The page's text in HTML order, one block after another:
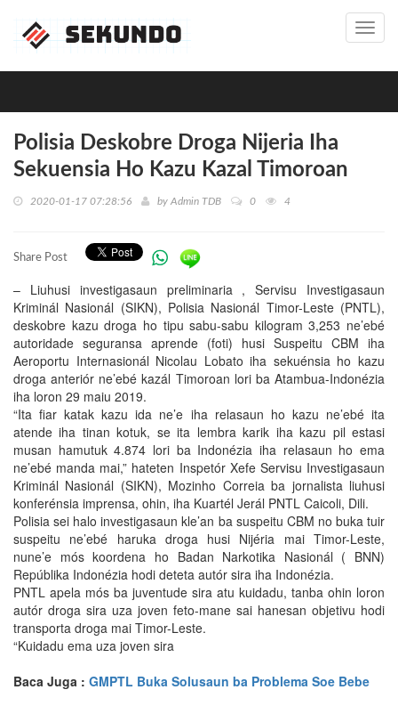
Polisia Deskobre Droga Nijeria Iha
Sekuensia Ho Kazu Kazal Timoroan
2020-01-17 07:28:56 by Admin TDB 0 4
Share Post
– Liuhusi investigasaun preliminaria , Servisu Investigasaun
Kriminál Nasionál (SIKN), Polisia Nasionál Timor-Leste (PNTL),
deskobre kazu droga ho tipu sabu-sabu kilogram 3,253 ne’ebé
autoridade seguransa aprende (foti) husi Suspeitu CBM iha
Aeroportu Internasionál Nicolau Lobato iha sekuénsia ho kazu
droga anteriór ne’ebé kazál Timoroan lori ba Atambua-Indonézia
iha loron 29 maiu 2019.
“Ita fiar katak kazu ida ne’e iha relasaun ho kazu ne’ebé ita
atende iha tinan kotuk, se ita lembra karik iha kazu pil estasi
musan hamutuk 4.874 lori ba Indonézia iha relasaun ho ema
ne’ebé manda mai,” hateten Inspetór Xefe Servisu Investigasaun
Kriminál Nasionál (SIKN), Mozinho Correia ba jornalista liuhusi
konferénsia imprensa, ohin, iha Kuartél Jerál PNTL Caicoli, Dili.
Polisia sei halo investigasaun kle’an ba suspeitu CBM no buka tuir
suspeitu ne’ebé haruka droga husi Nijéria mai Timor-Leste,
nune’e mós koordena ho Badan Narkotika Nasionál ( BNN)
Repúblika Indonézia hodi deteta autór sira iha Indonézia.
PNTL apela mós ba juventude sira atu kuidadu, tanba ohin loron
autór droga sira uza joven feto-mane sai hanesan objetivu hodi
transporta droga mai Timor-Leste.
“Kuidadu ema uza joven sira
Baca Juga : GMPTL Buka Solusaun ba Problema Soe Bebe